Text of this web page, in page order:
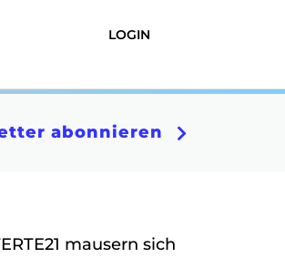
LOGIN
abonnieren
mausern sich